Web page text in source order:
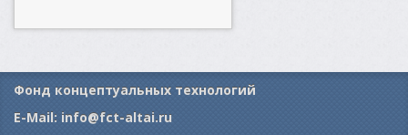
Фонд концептуальных технологий
E-Mail: info@fct-altai.ru